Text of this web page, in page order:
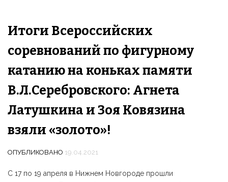
Итоги Всероссийских
соревнований по фигурному
катанию на коньках памяти
В.Л.Серебровского: Агнета
Латушкина и Зоя Ковязина
взяли «золото»!
ОПУБЛИКОВАНО 19.04.2021
С 17 по 19 апреля в Нижнем Новгороде прошли